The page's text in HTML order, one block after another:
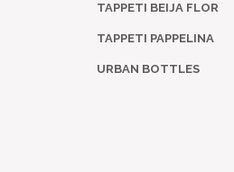
TAPPETI BEIJA FLOR
TAPPETI PAPPELINA
URBAN BOTTLES